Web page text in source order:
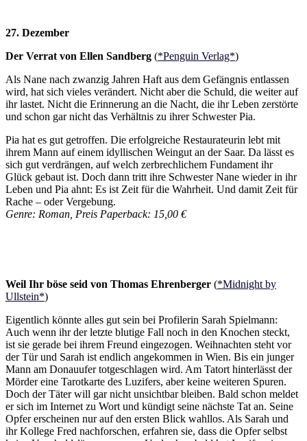
27. Dezember
Der Verrat von Ellen Sandberg (*Penguin Verlag*)
Als Nane nach zwanzig Jahren Haft aus dem Gefängnis entlassen
wird, hat sich vieles verändert. Nicht aber die Schuld, die weiter auf
ihr lastet. Nicht die Erinnerung an die Nacht, die ihr Leben zerstörte
und schon gar nicht das Verhältnis zu ihrer Schwester Pia.
Pia hat es gut getroffen. Die erfolgreiche Restaurateurin lebt mit
ihrem Mann auf einem idyllischen Weingut an der Saar. Da lässt es
sich gut verdrängen, auf welch zerbrechlichem Fundament ihr
Glück gebaut ist. Doch dann tritt ihre Schwester Nane wieder in ihr
Leben und Pia ahnt: Es ist Zeit für die Wahrheit. Und damit Zeit für
Rache – oder Vergebung.
Genre: Roman, Preis Paperback: 15,00 €
Weil Ihr böse seid von Thomas Ehrenberger (*Midnight by
Ullstein*)
Eigentlich könnte alles gut sein bei Profilerin Sarah Spielmann:
Auch wenn ihr der letzte blutige Fall noch in den Knochen steckt,
ist sie gerade bei ihrem Freund eingezogen. Weihnachten steht vor
der Tür und Sarah ist endlich angekommen in Wien. Bis ein junger
Mann am Donauufer totgeschlagen wird. Am Tatort hinterlässt der
Mörder eine Tarotkarte des Luzifers, aber keine weiteren Spuren.
Doch der Täter will gar nicht unsichtbar bleiben. Bald schon meldet
er sich im Internet zu Wort und kündigt seine nächste Tat an. Seine
Opfer erscheinen nur auf den ersten Blick wahllos. Als Sarah und
ihr Kollege Fred nachforschen, erfahren sie, dass die Opfer selbst